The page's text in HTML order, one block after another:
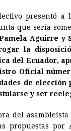
r
e
s
t
d
I
n
presentó a
que sería
Aguirre y
la
del Ecuador,
Oficial
de elección
y ser
del
propuestas por